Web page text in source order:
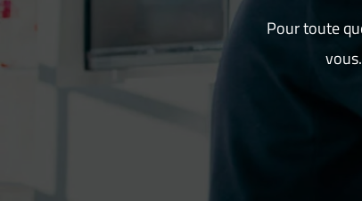
Pour toute